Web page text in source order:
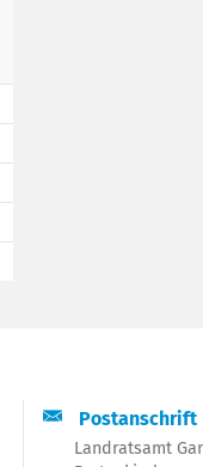
Postanschrift
Landratsamt